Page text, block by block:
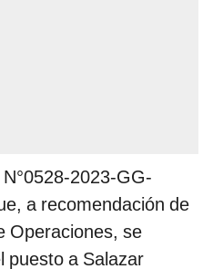
2023-GG-
a recomendación de
Operaciones, se
puesto a Salazar